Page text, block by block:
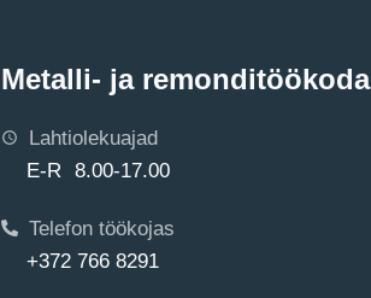
Metalli- ja remonditöökoda
Lahtiolekuajad
E-R 8.00-17.00
Telefon töökojas
+372 766 8291